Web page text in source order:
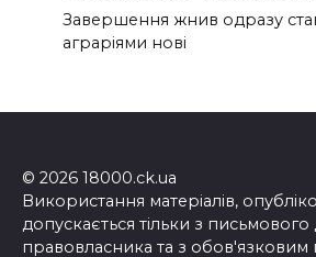
Завершення жнив одразу
аграріями нові
© 2026 18000.ck.ua
Використання матеріалів,
допускається тільки з
правовласника та з